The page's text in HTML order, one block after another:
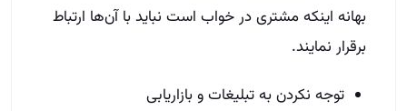
بهانه اینکه مشتری در خواب است نباید با آن‌ها ارتباط
برقرار نمایند.
توجه نکردن به تبلیغات و بازاریابی